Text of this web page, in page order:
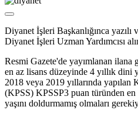
Diyanet İşleri Başkanlığınca yazılı
Diyanet İşleri Uzman Yardımcısı
Resmi Gazete'de yayımlanan ilana
en az lisans düzeyinde 4 yıllık dini
2018 veya 2019 yıllarında yapılan
(KPSS) KPSSP3 puan türünden en
yaşını doldurmamış olmaları